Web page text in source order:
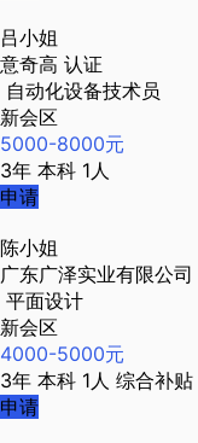
吕小姐
意奇高 认证
自动化设备技术员
新会区
5000-8000元
3年 本科 1人
申请
陈小姐
广东广泽实业有限公司
平面设计
新会区
4000-5000元
3年 本科 1人 综合补贴
申请